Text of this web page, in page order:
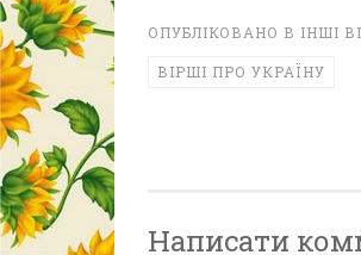
ОПУБЛІКОВАНО В ІНШІ
ВІРШІ ПРО УКРАЇНУ
Написати